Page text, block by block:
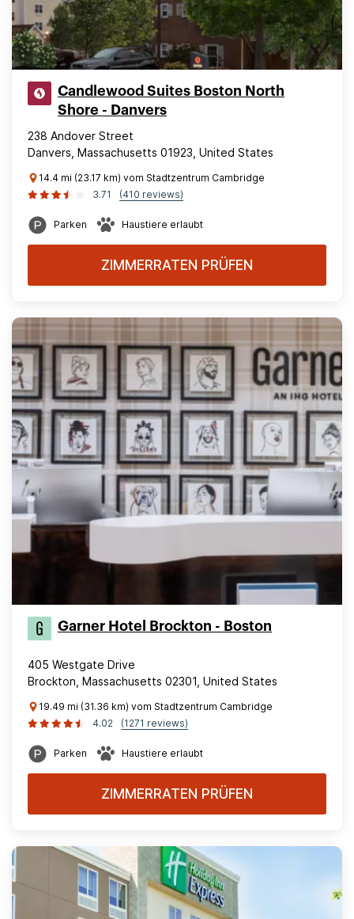
Candlewood Suites Boston North
Shore - Danvers
238 Andover Street
Danvers, Massachusetts 01923, United States
14.4 mi (23.17 km) vom Stadtzentrum Cambridge
3.71
(410 reviews)
Parken Haustiere erlaubt
ZIMMERRATEN PRÜFEN
Garner Hotel Brockton - Boston
405 Westgate Drive
Brockton, Massachusetts 02301, United States
19.49 mi (31.36 km) vom Stadtzentrum Cambridge
4.02
(1271 reviews)
Parken Haustiere erlaubt
ZIMMERRATEN PRÜFEN